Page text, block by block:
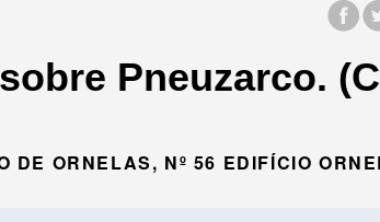
Pneuzarco.
DE ORNELAS, Nº 56 EDIFÍCIO